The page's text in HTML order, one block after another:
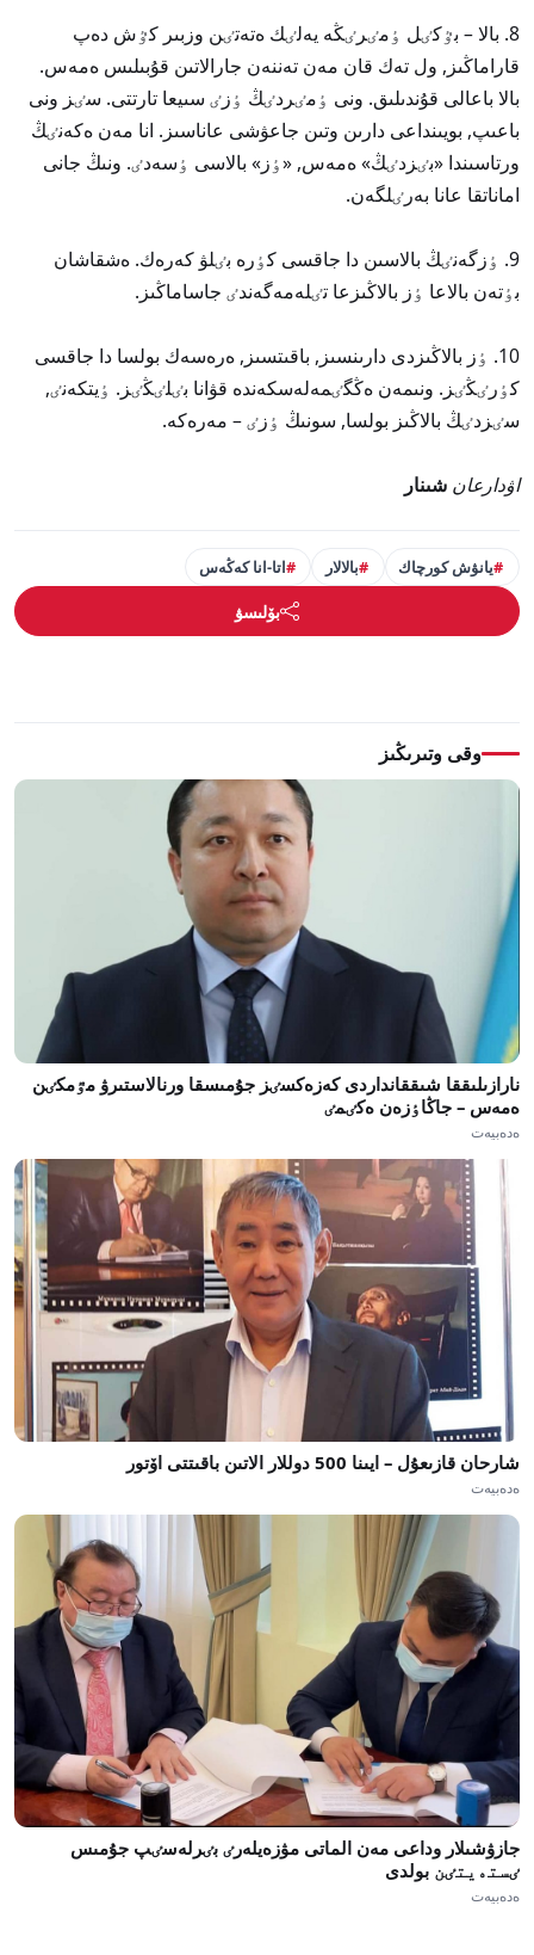
8. بالا – بٷكٸل ٶمٸرٸڭە يەلٸك ەتەتٸن وزبىر كٷش دەپ
قاراماڭىز, ول تەك قان مەن تەننەن جارالاتىن قۇبىلىس ەمەس.
بالا باعالى قۇندىلىق. ونى ٶمٸردٸڭ ٶزٸ سىيعا تارتتى. سٸز ونى
باعىپ, بويىنداعى دارىن وتىن جاعۋشى عاناسىز. انا مەن ەكەنٸڭ
ورتاسىندا «بٸزدٸڭ» ەمەس, «ٶز» بالاسى ٶسەدٸ. ونىڭ جانى
اماناتقا عانا بەرٸلگەن.
9. ٶزگەنٸڭ بالاسىن دا جاقسى كٶرە بٸلۋ كەرەك. ەشقاشان
بٶتەن بالاعا ٶز بالاڭىزعا تٸلەمەگەندٸ جاساماڭىز.
10. ٶز بالاڭىزدى دارىنسىز, باقىتسىز, ەرەسەك بولسا دا جاقسى
كٶرٸڭٸز. ونىمەن ەڭگٸمەلەسكەندە قۋانا بٸلٸڭٸز. ٶيتكەنٸ,
سٸزدٸڭ بالاڭىز بولسا, سونىڭ ٶزٸ – مەرەكە.
اۋدارعان شىنار
يانۋش كورچاك بالالار اتا-انا كەڭەس
بۆلىسۋ
وقى وتىرىڭىز
نارازىلىققا شىققانداردى كەزەكسٸز جۇمىسقا ورنالاستىرۋ مٷمكٸن
ەمەس – جاڭاٶزەن ەكٸمٸ
ەدەبيەت
شارحان قازىعۇل – ايىنا 500 دوللار الاتىن باقىتتى اۆتور
ەدەبيەت
جازۋشىلار وداعى مەن الماتى مۋزەيلەرٸ بٸرلەسٸپ جۇمىس
ٸستەيتٸن بولدى
ەدەبيەت